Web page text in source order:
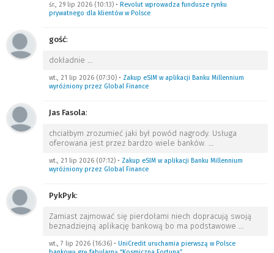
śr., 29 lip 2026 (10:13) • Revolut wprowadza fundusze rynku
prywatnego dla klientów w Polsce
gość:
dokładnie …
wt., 21 lip 2026 (07:30) • Zakup eSIM w aplikacji Banku Millennium
wyróżniony przez Global Finance
Jas Fasola:
chciałbym zrozumieć jaki był powód nagrody. Usługa
oferowana jest przez bardzo wiele banków. …
wt., 21 lip 2026 (07:12) • Zakup eSIM w aplikacji Banku Millennium
wyróżniony przez Global Finance
PykPyk:
Zamiast zajmować się pierdołami niech dopracują swoją
beznadziejną aplikację bankową bo ma podstawowe …
wt., 7 lip 2026 (16:36) • UniCredit uruchamia pierwszą w Polsce